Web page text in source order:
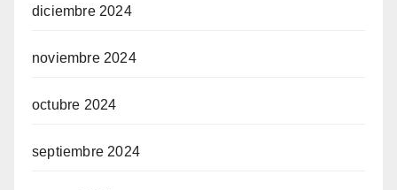
diciembre 2024
noviembre 2024
octubre 2024
septiembre 2024